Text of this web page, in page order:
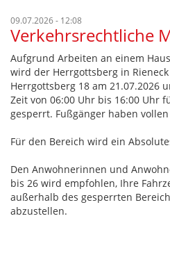
09.07.2026 - 12:08
Verkehrsrechtliche
Aufgrund Arbeiten an einem
wird der Herrgottsberg in
Herrgottsberg 18 am 21.07.2026
Zeit von 06:00 Uhr bis 16:00 Uhr
gesperrt. Fußgänger haben vollen
Für den Bereich wird ein
Den Anwohnerinnen und
bis 26 wird empfohlen, Ihre
außerhalb des gesperrten
abzustellen.